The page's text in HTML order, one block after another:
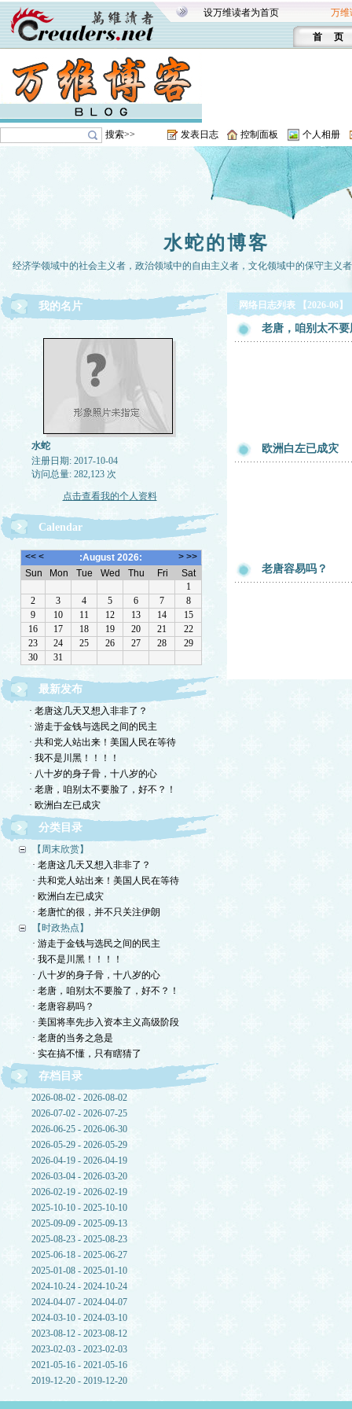
设万维读者为首页 万维
首 页
搜索>> 发表日志 控制面板 个人相册
水蛇的博客
经济学领域中的社会主义者，政治领域中的自由主义者，文化领域中的保守主义
我的名片
水蛇
注册日期: 2017-10-04
访问总量: 282,123 次
点击查看我的个人资料
Calendar
最新发布
· 老唐这几天又想入非非了？
· 游走于金钱与选民之间的民主
· 共和党人站出来！美国人民在等待
· 我不是川黑！！！！
· 八十岁的身子骨，十八岁的心
· 老唐，咱别太不要脸了，好不？！
· 欧洲白左已成灾
分类目录
【周末欣赏】
· 老唐这几天又想入非非了？
· 共和党人站出来！美国人民在等待
· 欧洲白左已成灾
· 老唐忙的很，并不只关注伊朗
【时政热点】
· 游走于金钱与选民之间的民主
· 我不是川黑！！！！
· 八十岁的身子骨，十八岁的心
· 老唐，咱别太不要脸了，好不？！
· 老唐容易吗？
· 美国将率先步入资本主义高级阶段
· 老唐的当务之急是
· 实在搞不懂，只有瞎猜了
存档目录
2026-08-02 - 2026-08-02
2026-07-02 - 2026-07-25
2026-06-25 - 2026-06-30
2026-05-29 - 2026-05-29
2026-04-19 - 2026-04-19
2026-03-04 - 2026-03-20
2026-02-19 - 2026-02-19
2025-10-10 - 2025-10-10
2025-09-09 - 2025-09-13
2025-08-23 - 2025-08-23
2025-06-18 - 2025-06-27
2025-01-08 - 2025-01-10
2024-10-24 - 2024-10-24
2024-04-07 - 2024-04-07
2024-03-10 - 2024-03-10
2023-08-12 - 2023-08-12
2023-02-03 - 2023-02-03
2021-05-16 - 2021-05-16
2019-12-20 - 2019-12-20
网络日志列表 【2026-06】
老唐，咱别太不
欧洲白左已成灾
老唐容易吗？